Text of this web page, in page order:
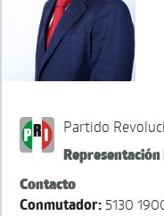
Partido
Contacto
Conmutador: 5130